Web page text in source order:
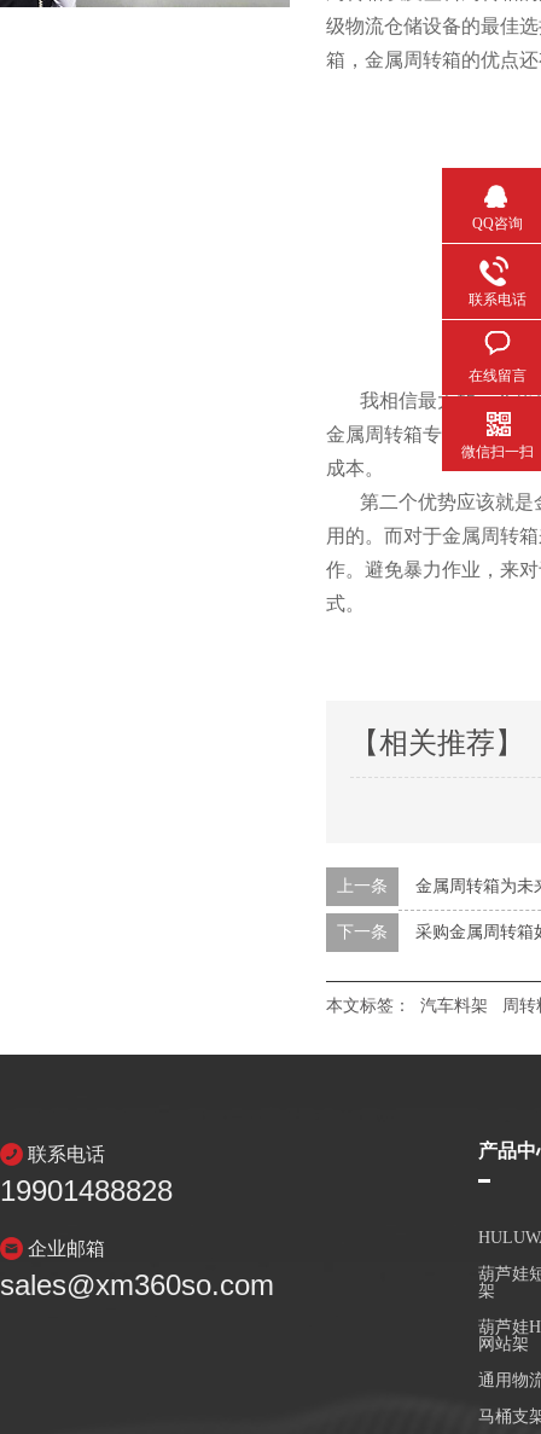
级物流仓储设备的最佳选择
箱，金属周转箱的优点
我相信最大的一个优势
金属周转箱专属的材质以
成本。
第二个优势应该就是金
用的。而对于金属周
作。避免暴力作业，
式。
【相关推荐】
上一条 金属周转箱为未
下一条 采购金属周转箱
本文标签： 汽车料架 周转
联系电话
19901488828
企业邮箱
sales@xm360so.com
产品中
葫芦娃
架
葫芦娃
网站架
通用物
马桶支
QQ咨询
联系电话
在线留言
微信扫一扫